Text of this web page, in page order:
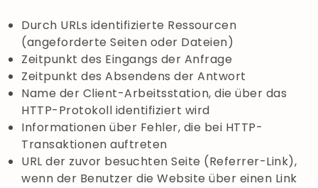
Durch URLs identifizierte Ressourcen
(angeforderte Seiten oder Dateien)
Zeitpunkt des Eingangs der Anfrage
Zeitpunkt des Absendens der Antwort
Name der Client-Arbeitsstation, die über das
HTTP-Protokoll identifiziert wird
Informationen über Fehler, die bei HTTP-
Transaktionen auftreten
URL der zuvor besuchten Seite (Referrer-Link),
wenn der Benutzer die Website über einen Link